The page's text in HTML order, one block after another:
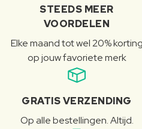
STEEDS MEER
VOORDELEN
Elke maand tot wel 20% korting
op jouw favoriete merk
GRATIS VERZENDING
Op alle bestellingen. Altijd.